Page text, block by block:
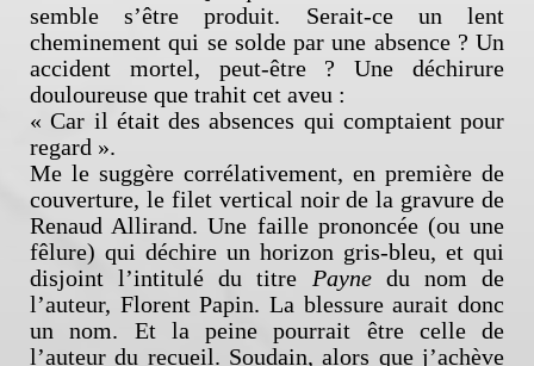
semble s’être produit. Serait-ce un lent
cheminement qui se solde par une absence ? Un
accident mortel, peut-être ? Une déchirure
douloureuse que trahit cet aveu :
« Car il était des absences qui comptaient pour
regard ».
Me le suggère corrélativement, en première de
couverture, le filet vertical noir de la gravure de
Renaud Allirand. Une faille prononcée (ou une
fêlure) qui déchire un horizon gris-bleu, et qui
disjoint l’intitulé du titre Paynedu nom de
l’auteur, Florent Papin. La blessure aurait donc
un nom. Et la peine pourrait être celle de
l’auteur du recueil. Soudain, alors que j’achève